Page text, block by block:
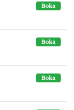
Boka
Boka
Boka